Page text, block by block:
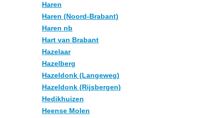
Haren
Haren (Noord-Brabant)
Haren nb
Hart van Brabant
Hazelaar
Hazelberg
Hazeldonk (Langeweg)
Hazeldonk (Rijsbergen)
Hedikhuizen
Heense Molen